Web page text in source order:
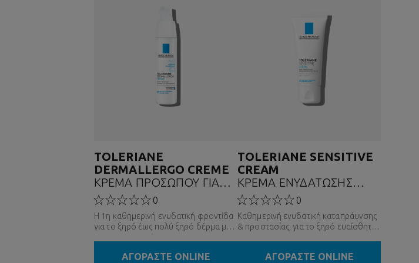
TOLERIANE
DERMALLERGO CREME
ΚΡΕΜΑ ΠΡΟΣΩΠΟΥ ΓΙΑ
ΕΥΑΙΣΘΗΤΟ ΔΕΡΜΑ
0
Η 1η καθημερινή ενυδατική φροντίδα
για το ξηρό έως πολύ ξηρό δέρμα με
ΑΓΟΡΑΣΤΕ ONLINE
TOLERIANE SENSITIVE
CREAM
ΚΡΕΜΑ ΕΝΥΔΑΤΩΣΗΣ
ΠΡΟΣΩΠΟΥ
0
Καθημερινή ενυδατική καταπράυνσης
& προστασίας, για το ξηρό ευαίσθητο
ΑΓΟΡΑΣΤΕ ONLINE